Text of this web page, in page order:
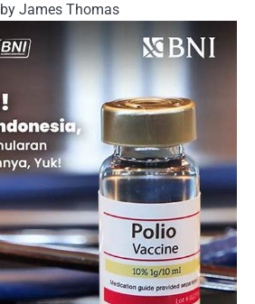
by James Thomas